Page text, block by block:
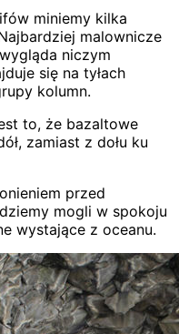
miniemy kilka
malownicze
niczym
się na tyłach
kolumn.
to, że bazaltowe
zamiast z dołu ku
przed
mogli w spokoju
wystające z oceanu.